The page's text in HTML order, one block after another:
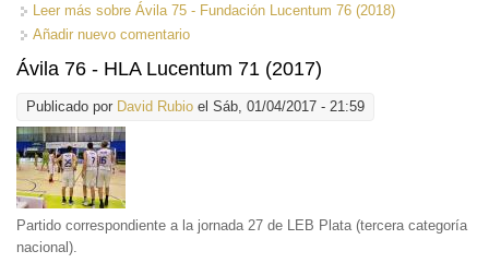
Leer más sobre Ávila 75 - Fundación Lucentum 76 (2018)
Añadir nuevo comentario
Ávila 76 - HLA Lucentum 71 (2017)
Publicado por David Rubio el Sáb, 01/04/2017 - 21:59
Partido correspondiente a la jornada 27 de LEB Plata (tercera categoría
nacional).